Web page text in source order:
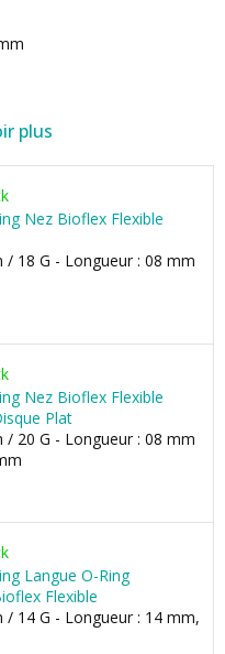
plus
Nez Bioflex Flexible
/ 18 G - Longueur : 08 mm
Nez Bioflex Flexible
Plat
/ 20 G - Longueur : 08 mm
Langue O-Ring
Flexible
/ 14 G - Longueur : 14 mm,